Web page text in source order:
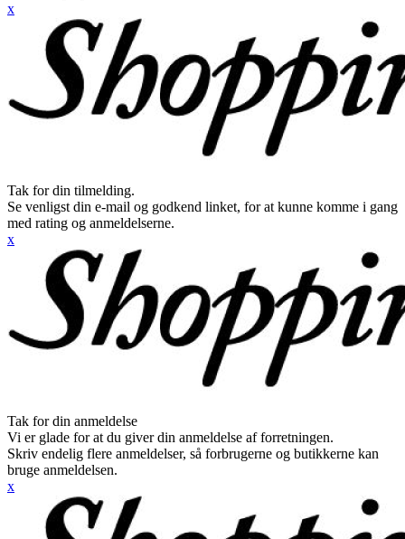
x
Tak for din tilmelding.
Se venligst din e-mail og godkend linket, for at kunne komme i gang
med rating og anmeldelserne.
x
Tak for din anmeldelse
Vi er glade for at du giver din anmeldelse af forretningen.
Skriv endelig flere anmeldelser, så forbrugerne og butikkerne kan
bruge anmeldelsen.
x